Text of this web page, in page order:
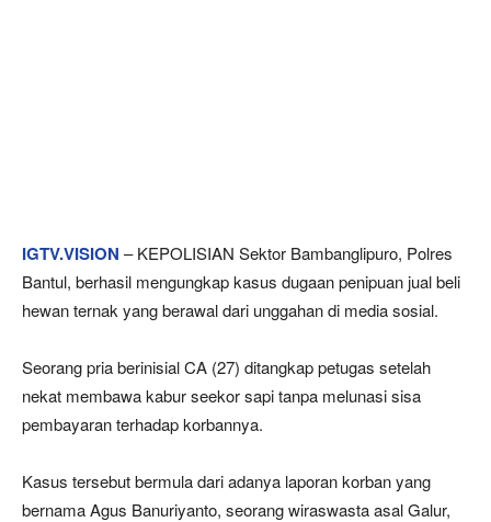
IGTV.VISION – KEPOLISIAN Sektor Bambanglipuro, Polres
Bantul, berhasil mengungkap kasus dugaan penipuan jual beli
hewan ternak yang berawal dari unggahan di media sosial.
Seorang pria berinisial CA (27) ditangkap petugas setelah
nekat membawa kabur seekor sapi tanpa melunasi sisa
pembayaran terhadap korbannya.
Kasus tersebut bermula dari adanya laporan korban yang
bernama Agus Banuriyanto, seorang wiraswasta asal Galur,